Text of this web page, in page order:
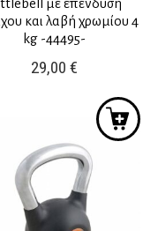
και λαβή χρωμίου 4
kg -44495-
29,00 €